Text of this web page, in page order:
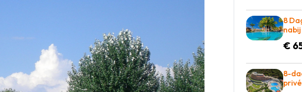
8
nabij
€
8-